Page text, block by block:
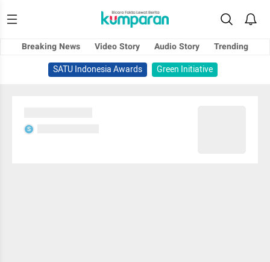
Breaking News Video Story Audio Story
Trending
SATU Indonesia Awards
Green Initiative
S